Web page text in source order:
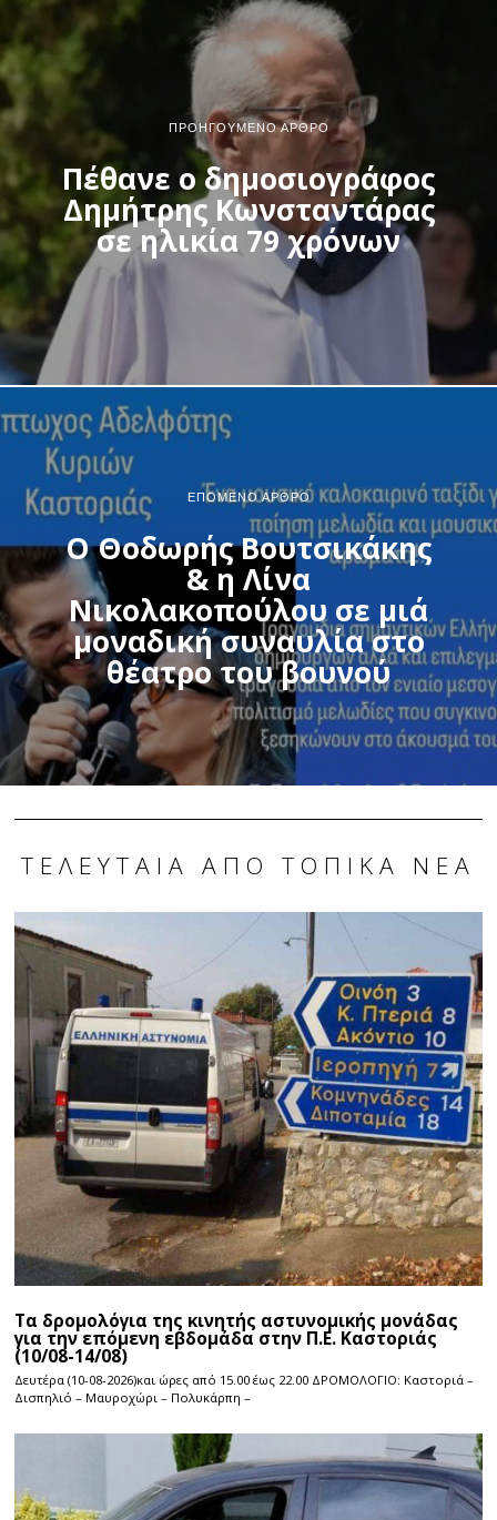
ΠΡΟΗΓΟΎΜΕΝΟ ΆΡΘΡΟ
Πέθανε ο δημοσιογράφος
Δημήτρης Κωνσταντάρας
σε ηλικία 79 χρόνων
ΕΠΌΜΕΝΟ ΆΡΘΡΟ
Ο Θοδωρής Βουτσικάκης
& η Λίνα
Νικολακοπούλου σε μιά
μοναδική συναυλία στο
θέατρο του βουνού
ΤΕΛΕΥΤΑΊΑ ΑΠΌ ΤΟΠΙΚΆ ΝΈΑ
Τα δρομολόγια της κινητής αστυνομικής μονάδας
για την επόμενη εβδομάδα στην Π.Ε. Καστοριάς
(10/08-14/08)
Δευτέρα (10-08-2026)και ώρες από 15.00 έως 22.00 ΔΡΟΜΟΛΟΓΙΟ: Καστοριά –
Δισπηλιό – Μαυροχώρι – Πολυκάρπη –